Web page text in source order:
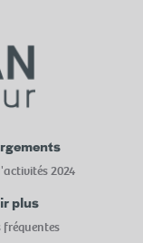
2024
plus
fréquentes